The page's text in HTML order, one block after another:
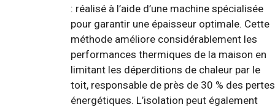
: réalisé à l’aide d’une machine spécialisée
pour garantir une épaisseur optimale. Cette
méthode améliore considérablement les
performances thermiques de la maison en
limitant les déperditions de chaleur par le
toit, responsable de près de 30 % des pertes
énergétiques. L’isolation peut également